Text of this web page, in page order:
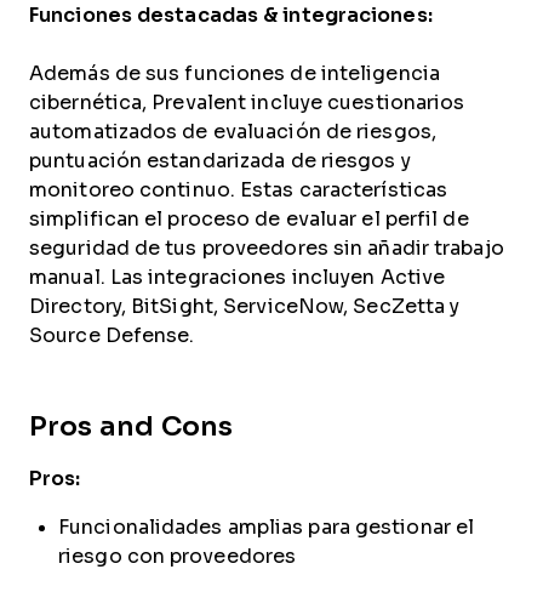
Funciones destacadas & integraciones:
Además de sus funciones de inteligencia
cibernética, Prevalent incluye cuestionarios
automatizados de evaluación de riesgos,
puntuación estandarizada de riesgos y
monitoreo continuo. Estas características
simplifican el proceso de evaluar el perfil de
seguridad de tus proveedores sin añadir trabajo
manual. Las integraciones incluyen Active
Directory, BitSight, ServiceNow, SecZetta y
Source Defense.
Pros and Cons
Pros:
Funcionalidades amplias para gestionar el
riesgo con proveedores